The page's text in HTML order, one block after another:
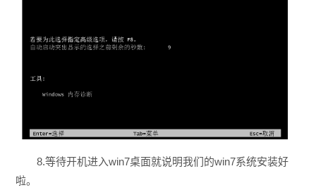
8.等待开机进入win7桌面就说明我们的win7系统安装好
啦。